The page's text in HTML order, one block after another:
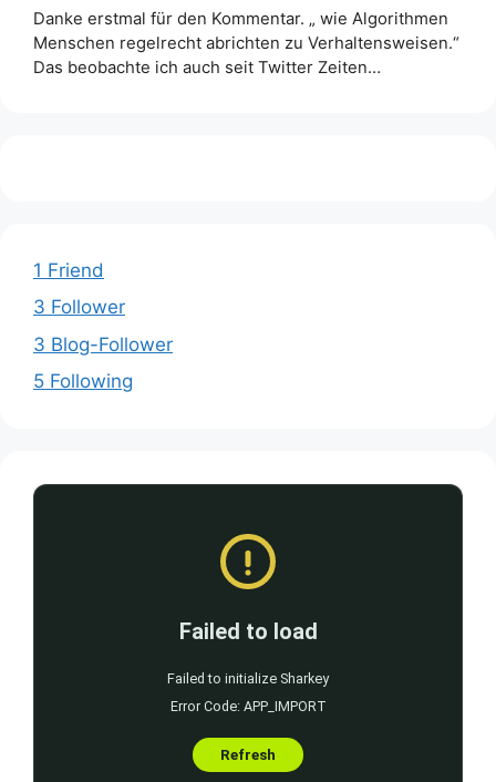
Danke erstmal für den Kommentar. „ wie Algorithmen
Menschen regelrecht abrichten zu Verhaltensweisen.“
Das beobachte ich auch seit Twitter Zeiten…
1 Friend
3 Follower
3 Blog-Follower
5 Following